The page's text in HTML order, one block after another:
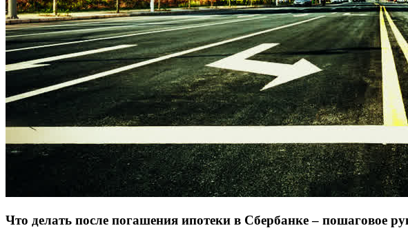
Что делать после погашения ипотеки в Сбербанке – пошаговое